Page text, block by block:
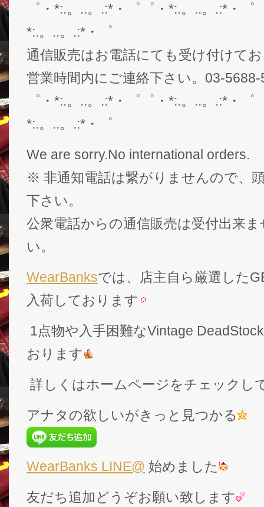
゜・*:.。..。.:*・゜゜・*:.。..。.:*・
*:.。..。.:*・゜
通信販売はお電話にても受け付けて
営業時間内にご連絡下さい。03-5688-
゜・*:.。..。.:*・゜゜・*:.。..。.:*・
*:.。..。.:*・゜
We are sorry.No international orders.
※ 非通知電話は繋がりませんので、
下さい。
公衆電話からの通信販売は受付出来
い。
WearBanksでは、店主自ら厳選した
入荷しております
1点物や入手困難なVintage
おります
詳しくはホームページをチェックし
アナタの欲しいがきっと見つかる
WearBanks LINE@ 始めました
友だち追加どうぞお願い致します